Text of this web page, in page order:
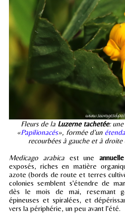
Fleurs de la Luzerne tachetée: une
«Papilionacés», formée d'un
recourbées à gauche et à
Medicago arabicaest uneannuelle
exposés, riches en matière
azote (bords de route et terres
colonies semblent s'étendre de
dès le mois de mai, resemant
épineuses et spiralées, et
vers la périphérie, un peu avant l'été.